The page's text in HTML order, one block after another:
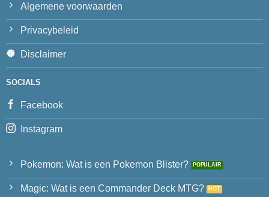
Algemene voorwaarden
Privacybeleid
Disclaimer
SOCIALS
Facebook
Instagram
Pokemon: Wat is een Pokemon Blister?
Magic: Wat is een Commander Deck MTG?